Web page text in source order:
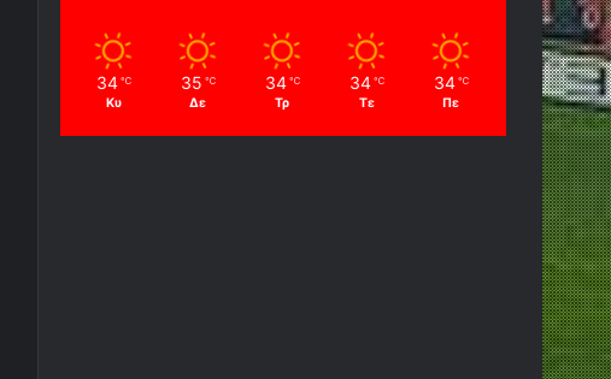
34 ℃
Κυ
35 ℃
Δε
34 ℃
Τρ
34 ℃
Τε
34 ℃
Πε